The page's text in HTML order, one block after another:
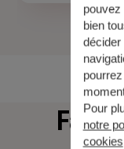
bien
décider
Pour
notre
cookies